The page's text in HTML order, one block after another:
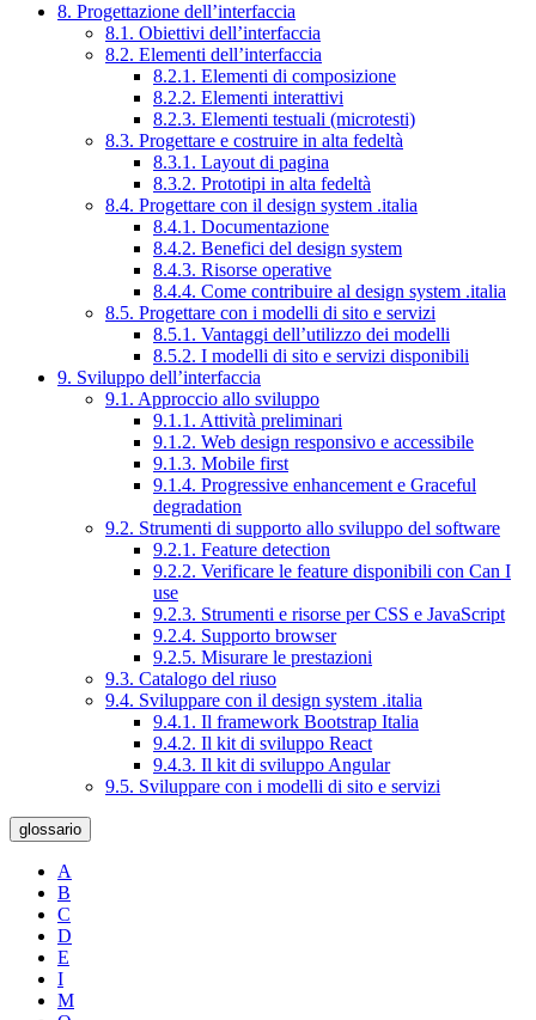
8. Progettazione dell’interfaccia
8.1. Obiettivi dell’interfaccia
8.2. Elementi dell’interfaccia
8.2.1. Elementi di composizione
8.2.2. Elementi interattivi
8.2.3. Elementi testuali (microtesti)
8.3. Progettare e costruire in alta fedeltà
8.3.1. Layout di pagina
8.3.2. Prototipi in alta fedeltà
8.4. Progettare con il design system .italia
8.4.1. Documentazione
8.4.2. Benefici del design system
8.4.3. Risorse operative
8.4.4. Come contribuire al design system .italia
8.5. Progettare con i modelli di sito e servizi
8.5.1. Vantaggi dell’utilizzo dei modelli
8.5.2. I modelli di sito e servizi disponibili
9. Sviluppo dell’interfaccia
9.1. Approccio allo sviluppo
9.1.1. Attività preliminari
9.1.2. Web design responsivo e accessibile
9.1.3. Mobile first
9.1.4. Progressive enhancement e Graceful
degradation
9.2. Strumenti di supporto allo sviluppo del software
9.2.1. Feature detection
9.2.2. Verificare le feature disponibili con Can I
use
9.2.3. Strumenti e risorse per CSS e JavaScript
9.2.4. Supporto browser
9.2.5. Misurare le prestazioni
9.3. Catalogo del riuso
9.4. Sviluppare con il design system .italia
9.4.1. Il framework Bootstrap Italia
9.4.2. Il kit di sviluppo React
9.4.3. Il kit di sviluppo Angular
9.5. Sviluppare con i modelli di sito e servizi
glossario
A
B
C
D
E
I
M